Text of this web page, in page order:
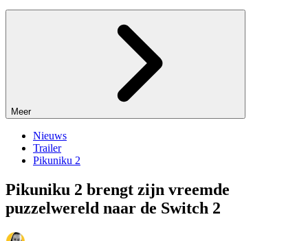
Meer
Nieuws
Trailer
Pikuniku 2
Pikuniku 2 brengt zijn vreemde
puzzelwereld naar de Switch 2